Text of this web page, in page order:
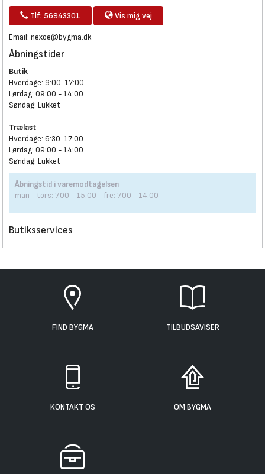
Tlf: 56943301 Vis mig vej
Email: nexoe@bygma.dk
Åbningstider
Butik
Hverdage: 9:00-17:00
Lørdag: 09:00 - 14:00
Søndag: Lukket
Trælast
Hverdage: 6:30-17:00
Lørdag: 09:00 - 14:00
Søndag: Lukket
Åbningstid i varemodtagelsen
man - tors: 7.00 - 15.00 - fre: 7.00 - 14.00
Butiksservices
FIND BYGMA TILBUDSAVISER
KONTAKT OS OM BYGMA